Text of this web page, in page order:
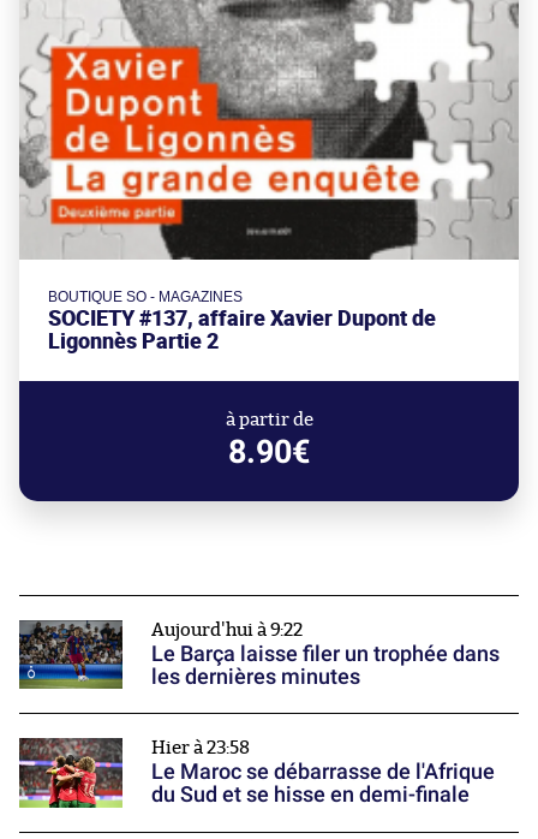
BOUTIQUE SO - MAGAZINES
SOCIETY #137, affaire Xavier Dupont de
Ligonnès Partie 2
à partir de
8.90€
Aujourd'hui à 9:22
Le Barça laisse filer un trophée dans
les dernières minutes
Hier à 23:58
Le Maroc se débarrasse de l'Afrique
du Sud et se hisse en demi-finale